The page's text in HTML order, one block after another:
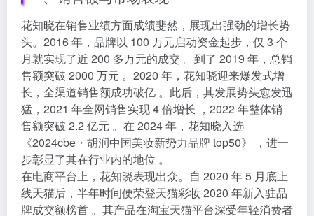
花知晓在销售业绩方面成绩斐然，展现出强劲的增长势
头。2016 年，品牌以 100 万元启动资金起步，仅 3 个
月就实现了近 200 多万元的成交 。到了 2019 年，总销
售额突破 2000 万元 。2020 年，花知晓迎来爆发式增
长，全渠道销售额成功破亿 。此后，其发展势头愈发迅
猛，2021 年全网销售实现 4 倍增长 ，2022 年整体销
售额突破 2.2 亿元 。在 2024 年，花知晓入选
《2024cbe・胡润中国美妆新势力品牌 top50》 ，进一
步彰显了其在行业内的地位 。
在电商平台上，花知晓表现出众。自 2020 年 5 月底上
线天猫后，半年时间便荣登天猫彩妆 2020 年新入驻品
牌成交额榜首 。其产品在淘宝天猫平台深受年轻消费者